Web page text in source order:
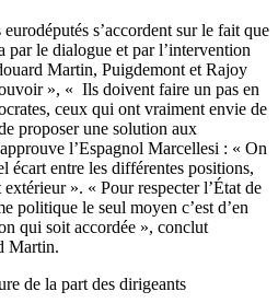
s’accordent sur le fait que
par le dialogue et par l’intervention
Martin, Puigdemont et Rajoy
», « Ils doivent faire un pas en
ceux qui ont vraiment envie de
proposer une solution aux
l’Espagnol Marcellesi : « On
écart entre les différentes positions,
». « Pour respecter l’État de
politique le seul moyen c’est d’en
qui soit accordée », conclut
Martin.
de la part des dirigeants